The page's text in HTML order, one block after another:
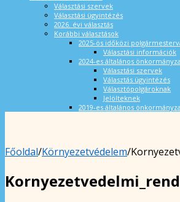
Választási szervek
Választási ügyintézés
2026. évi választás
Korábbi választások
2025-ös időközi
Választási információk
2024-es általános
Választási szervek
Választás ügyintézés
Választópolgároknak
Jelölteknek
2019-es általános
Főoldal/Környezetvédelem/